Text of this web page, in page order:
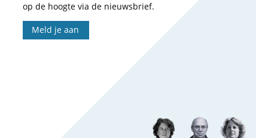
op de hoogte via de nieuwsbrief.
Meld je aan